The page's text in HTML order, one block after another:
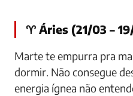
♈ Áries (21/03 –
Marte te empurra pra
dormir. Não consegue
energia ígnea não